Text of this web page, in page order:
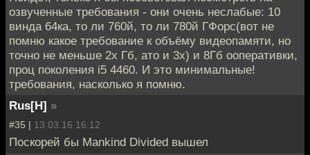
озвученные требования - они очень неслабые: 10
винда 64ка, то ли 760й, то ли 780й ГФорс(вот не
помню какое требование к объёму видеопамяти, но
точно не меньше 2х Гб, ато и 3х) и 8Гб ооперативки,
проц поколения i5 4460. И это минимальные!
требования, насколько я помню.
Rus[H] »
#35 | 13.03.16 16:12
Поскорей бы Mankind Divided вышел